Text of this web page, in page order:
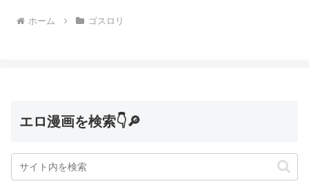
ホーム ゴスロリ
エロ漫画を検索👇🔎